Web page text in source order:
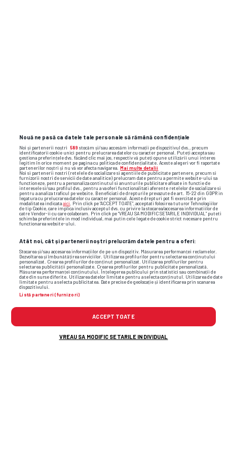
Foto 17 /36
Nouă ne pasă ca datele tale personale să rămână confidențiale
Noi și partenerii noștri 589 stocăm și/sau accesăm informații pe dispozitivul dvs., precum
identificatorii cookie unici pentru prelucrarea datelor cu caracter personal. Puteți accepta sau
gestiona preferințele dvs. făcând clic mai jos, respectiv vă puteți opune utilizării unui interes
legitim în orice moment pe pagina cu politica de confidențialitate. Aceste alegeri vor fi raportate
partenerilor noștri și nu vă vor afecta navigarea. Mai multe detalii
Noi si partenerii nostri (retelele de socializare si agentiile de publicitate partenere, precum si
furnizorii nostri de servicii de date analitice) prelucram date pentru a permite website-ului sa
functioneze, pentru a personaliza continutul si anunturile publicitare afisate in functie de
interesele si/sau profilul dvs., pentru a va oferi functionalitati aferente retelelor de socializare si
pentru a analiza traficul pe website. Beneficiati de drepturile prevazute de art. 15-22 din GDPR in
legatura cu prelucrarea datelor cu caracter personal. Aceste drepturi pot fi exercitate prin
modalitatea indicataaici
. Prin click pe “ACCEPT TOATE”, acceptati folosirea tuturor Tehnologiilor
de tip Cookie, care implica inclusiv acceptul dvs. cu privire la stocarea/accesarea informatiilor de
catre Vendor-ii cu care colaboram. Prin click pe “VREAU SA MODIFIC SETARILE INDIVIDUAL” puteti
schimba preferintele in mod individual, mai putin cele legate de cookie strict necesare pentru
functionarea website-ului.
Atât noi, cât și partenerii noștri prelucrăm datele pentru a oferi:
Stocarea și/sau accesarea informațiilor de pe un dispozitiv. Măsurarea performanței reclamelor.
Dezvoltarea și îmbunătățirea serviciilor. Utilizarea profilurilor pentru selectarea conținutului
personalizat. Crearea profilurilor de conținut personalizat. Utilizarea profilurilor pentru
selectarea publicității personalizate. Crearea profilurilor pentru publicitate personalizată.
Măsurarea performanței conținutului. Înțelegerea publicului prin statistici sau combinații de
date din surse diferite. Utilizarea datelor limitate pentru a selecta conținutul. Utilizarea de date
limitate pentru a selecta publicitatea. Date precise de geolocație și identificarea prin scanarea
dispozitivului.
Listă parteneri (furnizori)
ACCEPT TOATE
VREAU SA MODIFIC SETARILE INDIVIDUAL